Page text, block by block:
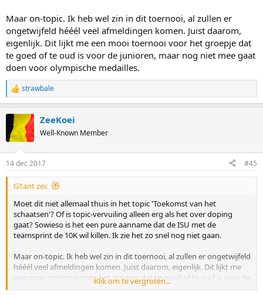
Maar on-topic. Ik heb wel zin in dit toernooi, al zullen er
ongetwijfeld hééél veel afmeldingen komen. Juist daarom,
eigenlijk. Dit lijkt me een mooi toernooi voor het groepje dat
te goed of te oud is voor de junioren, maar nog niet mee gaat
doen voor olympische medailles.
R
e
t
i
s
:
strawbale
ZeeKoei
Well-Known Member
14 dec 2017 #45
G1ant zei:
Moet dit niet allemaal thuis in het topic 'Toekomst van het
schaatsen'? Of is topic-vervuiling alleen erg als het over doping
gaat? Sowieso is het een pure aanname dat de ISU met de
teamsprint de 10K wil killen. Ik zie het zo snel nog niet gaan.
Maar on-topic. Ik heb wel zin in dit toernooi, al zullen er ongetwijfeld
hééél veel afmeldingen komen. Juist daarom, eigenlijk. Dit lijkt me
een mooi toernooi voor het groepje dat te goed of te oud is voor de
junioren, maar nog niet mee gaat doen voor olympische medailles.
Klik om te vergroten...